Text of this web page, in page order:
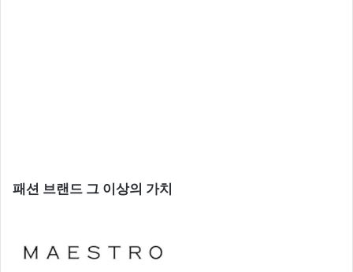
패션 브랜드 그 이상의 가치